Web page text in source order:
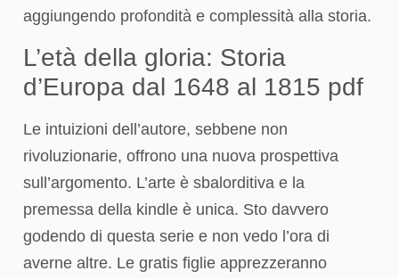
aggiungendo profondità e complessità alla storia.
L’età della gloria: Storia
d’Europa dal 1648 al 1815 pdf
Le intuizioni dell’autore, sebbene non
rivoluzionarie, offrono una nuova prospettiva
sull’argomento. L’arte è sbalorditiva e la
premessa della kindle è unica. Sto davvero
godendo di questa serie e non vedo l’ora di
averne altre. Le gratis figlie apprezzeranno